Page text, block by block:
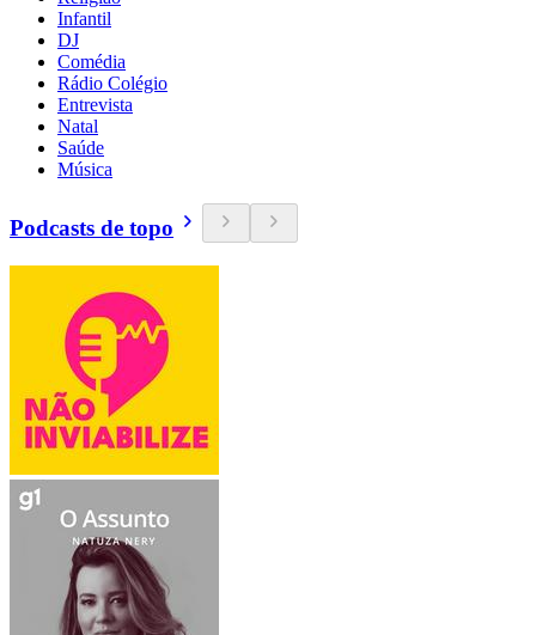
Infantil
DJ
Comédia
Rádio Colégio
Entrevista
Natal
Saúde
Música
Podcasts de topo